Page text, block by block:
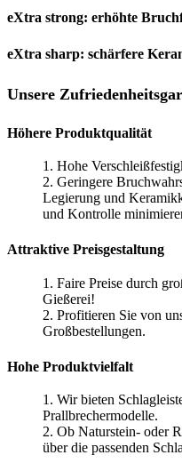
eXtra strong: erhöhte
eXtra sharp: schärfere
Unsere
Höhere Produktqualität
1. Hohe
2. Geringere
Legierung und
und Kontrolle
Attraktive Preisgestaltung
1. Faire Preise durch
Gießerei!
2. Profitieren Sie von
Großbestellungen.
Hohe Produktvielfalt
1. Wir bieten
Prallbrechermodelle.
2. Ob Naturstein- oder
über die passenden